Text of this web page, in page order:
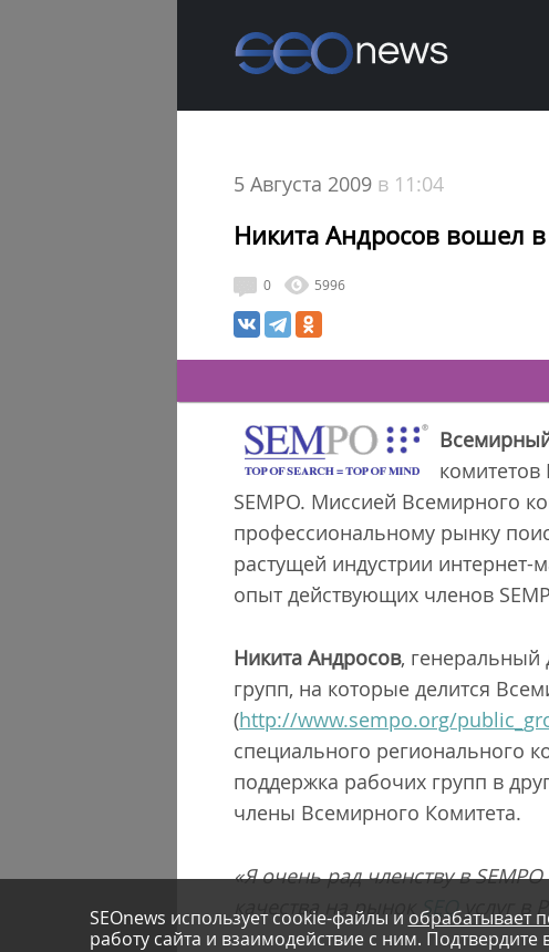
5 Августа 2009 в 11:04
Никита Андросов вошел в
0 5996
SEMPO. Миссией Всемирного
профессиональному рынку
растущей индустрии интернет-
опыт действующих членов
Никита Андросов, генеральный
групп, на которые делится
(http://www.sempo.org/
специального регионального
поддержка рабочих групп в
члены Всемирного Комитета.
«Я очень рад членству в
качества на рынок SEOуслуг в
SEOnews использует cookie-файлы и обрабатывает
работу сайта и взаимодействие с ним.